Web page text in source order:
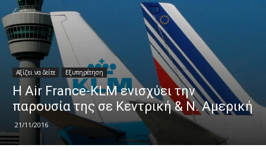
Αξίζει να δείτε Εξυπηρέτηση
Η Air France-KLM ενισχύει την
παρουσία της σε Κεντρική & Ν. Αμερική
21/11/2016